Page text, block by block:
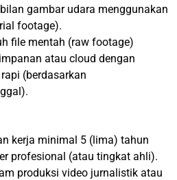
gambar udara menggunakan
footage).
file mentah (raw footage)
atau cloud dengan
(berdasarkan
kerja minimal 5 (lima) tahun
profesional (atau tingkat ahli).
produksi video jurnalistik atau